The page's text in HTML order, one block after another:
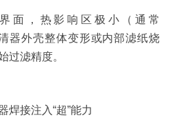
面，热影响区极小（通常
器外壳整体变形或内部滤纸烧
过滤精度。
焊接注入“超”能力